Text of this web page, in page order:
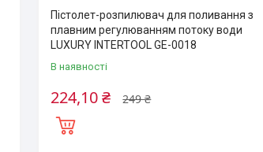
Пістолет-розпилювач для поливання з
плавним регулюванням потоку води
LUXURY INTERTOOL GE-0018
В наявності
249 ₴
224,10 ₴